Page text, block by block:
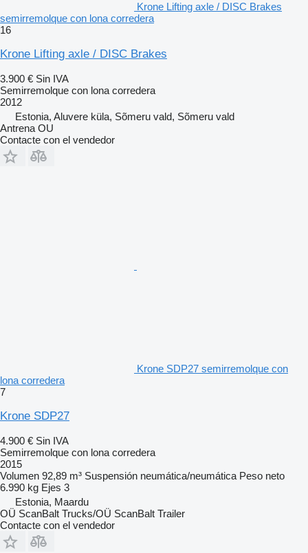
Krone Lifting axle / DISC Brakes
semirremolque con lona corredera
16
Krone Lifting axle / DISC Brakes
3.900 € Sin IVA
Semirremolque con lona corredera
2012
Estonia, Aluvere küla, Sõmeru vald, Sõmeru vald
Antrena OU
Contacte con el vendedor
Krone SDP27 semirremolque con
lona corredera
7
Krone SDP27
4.900 € Sin IVA
Semirremolque con lona corredera
2015
Volumen 92,89 m³ Suspensión neumática/neumática Peso neto
6.990 kg Ejes 3
Estonia, Maardu
OÜ ScanBalt Trucks/OÜ ScanBalt Trailer
Contacte con el vendedor